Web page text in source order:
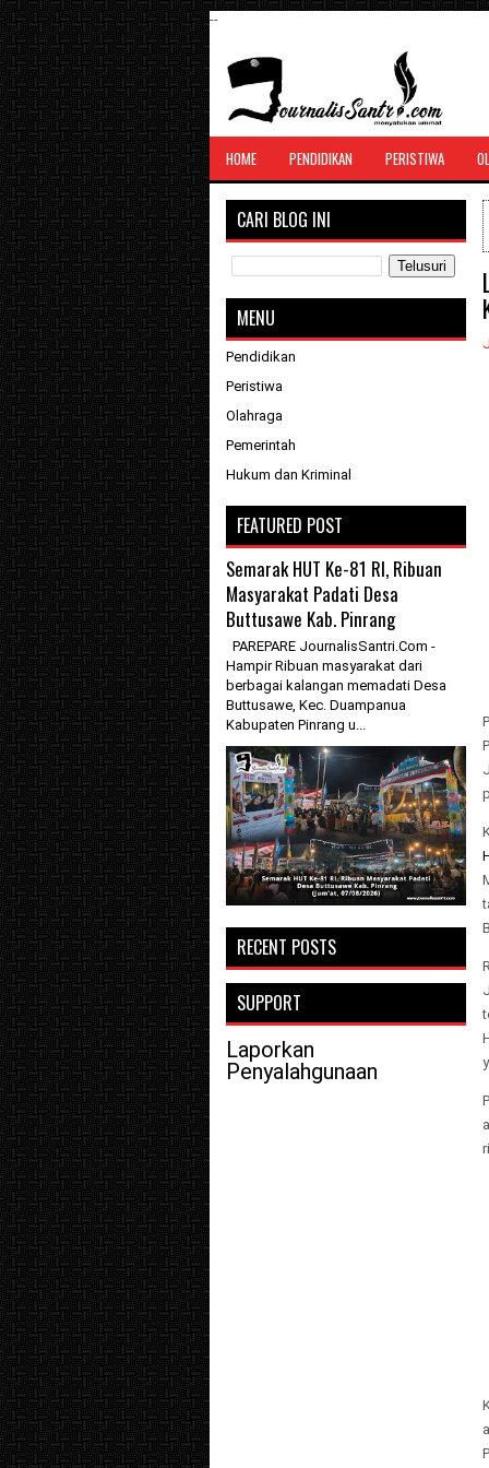
--
SANTRI JURNALIS
Menghimpun seluruh berita, tulisan,
HOME PENDIDIKAN PERISTIWA
CARI BLOG INI
MENU
Pendidikan
Peristiwa
Olahraga
Pemerintah
Hukum dan Kriminal
FEATURED POST
Semarak HUT Ke-81 RI, Ribuan
Masyarakat Padati Desa
Buttusawe Kab. Pinrang
PAREPARE JournalisSantri.Com -
Hampir Ribuan masyarakat dari
berbagai kalangan memadati Desa
Buttusawe, Kec. Duampanua
Kabupaten Pinrang u...
RECENT POSTS
SUPPORT
Laporkan
Penyalahgunaan